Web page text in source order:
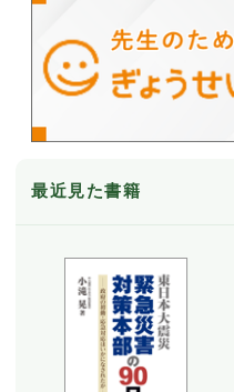
最近見た書籍